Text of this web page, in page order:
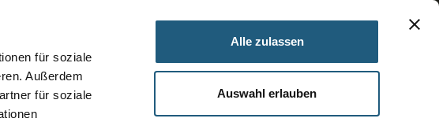
für soziale
Außerdem
für soziale
Alle zulassen
Auswahl erlauben